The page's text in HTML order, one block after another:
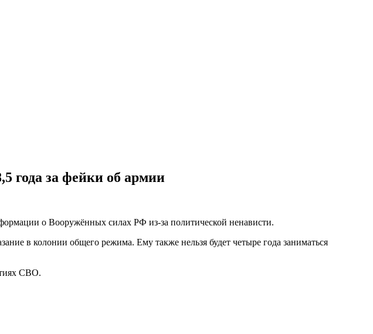
года за фейки об армии
о Вооружённых силах РФ из-за политической ненависти.
в колонии общего режима. Ему также нельзя будет четыре года заниматься
СВО.